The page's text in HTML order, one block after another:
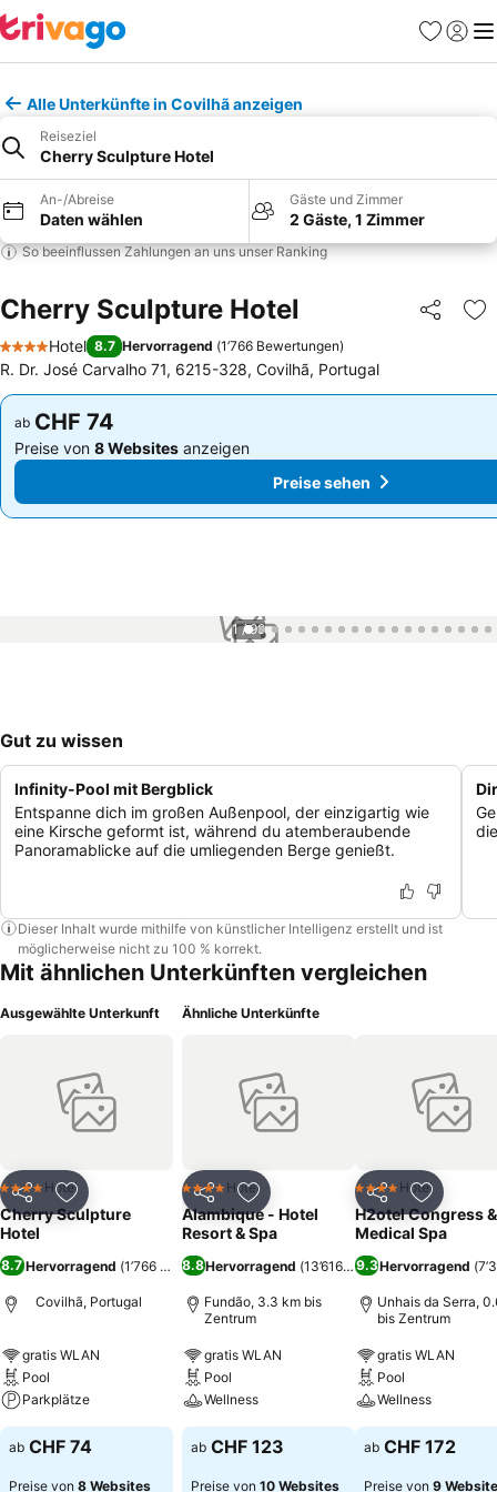
Favoriten
Alle Unterkünfte in Covilhã anzeigen
Reiseziel
Cherry Sculpture Hotel
An-/Abreise
Daten wählen
Gäste und Zimmer
2 Gäste, 1 Zimmer
So beeinflussen Zahlungen an uns unser Ranking
Cherry Sculpture Hotel Teilen
4 Sterne
Hotel 8.7 Hervorragend (1’766 Bewertungen)
R. Dr. José Carvalho 71, 6215-328, Covilhã, Portugal
ab CHF 74
Preise von 8 Websitesanzeigen
Preise sehen
ab CHF 74
Preise von 8 Websites anzeigen
Preise sehen
1 / 99
Gut zu wissen
Infinity-Pool mit Bergblick
Entspanne dich im großen Außenpool, der einzigartig wie
eine Kirsche geformt ist, während du atemberaubende
Panoramablicke auf die umliegenden Berge genießt.
Dieser Inhalt wurde mithilfe von künstlicher Intelligenz erstellt und ist
möglicherweise nicht zu 100 % korrekt.
Mit ähnlichen Unterkünften vergleichen
Ausgewählte Unterkunft
Teilen Zu Favoriten hinzufügen
4 SterneHotel
Cherry Sculpture
Hotel
8.7 Hervorragend (1’766 Bewertungen)
Covilhã, Portugal
gratis WLAN
Pool
Parkplätze
ab CHF 74
Preise von 8 Websites
Ähnliche Unterkünfte
Teilen Zu Favoriten hinzufügen
4 SterneHotel
Alambique - Hotel
Resort & Spa
8.8Hervorragend (13’616 Bewertungen)
Fundão, 3.3 km bis
Zentrum
gratis WLAN
Pool
Wellness
ab CHF 123
Preise von 10 Websites
Teilen Zu
4 SterneHotel
H2otel Congress &
Medical Spa
9.3Hervorragend (
Unhais da Serra,
bis Zentrum
gratis WLAN
Pool
Wellness
ab CHF 172
Preise von 9